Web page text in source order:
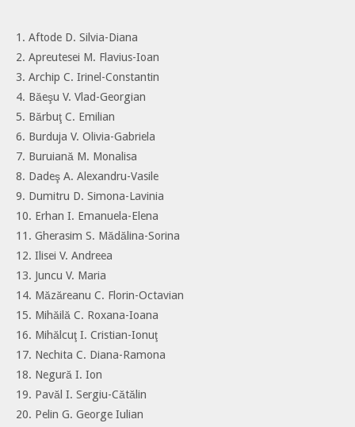
1. Aftode D. Silvia-Diana
2. Apreutesei M. Flavius-Ioan
3. Archip C. Irinel-Constantin
4. Băeşu V. Vlad-Georgian
5. Bărbuţ C. Emilian
6. Burduja V. Olivia-Gabriela
7. Buruiană M. Monalisa
8. Dadeş A. Alexandru-Vasile
9. Dumitru D. Simona-Lavinia
10. Erhan I. Emanuela-Elena
11. Gherasim S. Mădălina-Sorina
12. Ilisei V. Andreea
13. Juncu V. Maria
14. Măzăreanu C. Florin-Octavian
15. Mihăilă C. Roxana-Ioana
16. Mihălcuţ I. Cristian-Ionuţ
17. Nechita C. Diana-Ramona
18. Negură I. Ion
19. Pavăl I. Sergiu-Cătălin
20. Pelin G. George Iulian